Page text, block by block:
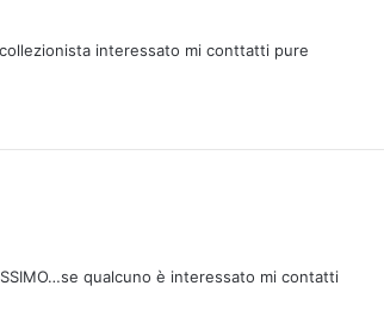
interessato mi conttatti pure
qualcuno è interessato mi contatti